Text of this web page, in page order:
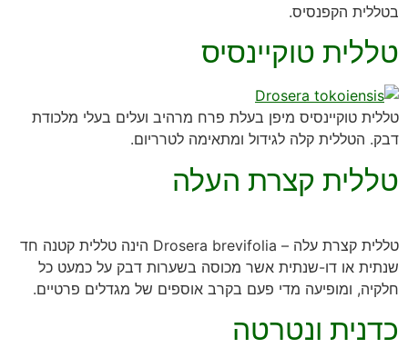
בטללית הקפנסיס.
טללית טוקיינסיס
טללית טוקיינסיס מיפן בעלת פרח מרהיב ועלים בעלי מלכודת
דבק. הטללית קלה לגידול ומתאימה לטרריום.
טללית קצרת העלה
טללית קצרת עלה – Drosera brevifolia הינה טללית קטנה חד
שנתית או דו-שנתית אשר מכוסה בשערות דבק על כמעט כל
חלקיה, ומופיעה מדי פעם בקרב אוספים של מגדלים פרטיים.
כדנית ונטרטה